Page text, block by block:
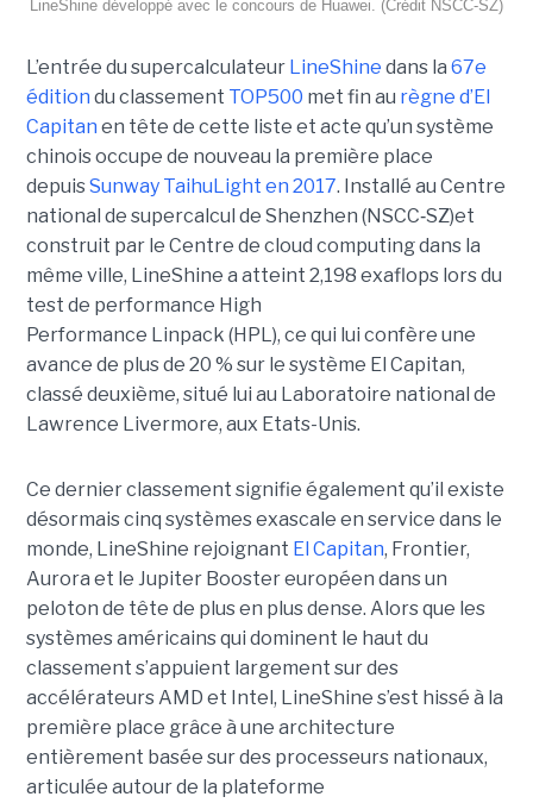
LineShine développé avec le concours de Huawei. (Crédit NSCC‑SZ)
L’entrée du supercalculateur LineShine dans la 67e
édition du classement TOP500 met fin au règne d’El
Capitan en tête de cette liste et acte qu’un système
chinois occupe de nouveau la première place
depuisSunway TaihuLight en 2017. Installé au Centre
national de supercalcul de Shenzhen (NSCC‑SZ)et
construit par le Centre de cloud computing dans la
même ville, LineShine a atteint 2,198 exaflops lors du
test de performance High
Performance Linpack (HPL), ce qui lui confère une
avance de plus de 20 % sur le système El Capitan,
classé deuxième, situé lui au Laboratoire national de
Lawrence Livermore, aux Etats-Unis.
Ce dernier classement signifie également qu’il existe
désormais cinq systèmes exascale en service dans le
monde, LineShine rejoignant El Capitan, Frontier,
Aurora et le Jupiter Booster européen dans un
peloton de tête de plus en plus dense. Alors que les
systèmes américains qui dominent le haut du
classement s’appuient largement sur des
accélérateurs AMD et Intel, LineShine s’est hissé à la
première place grâce à une architecture
entièrement basée sur des processeurs nationaux,
articulée autour de la plateforme